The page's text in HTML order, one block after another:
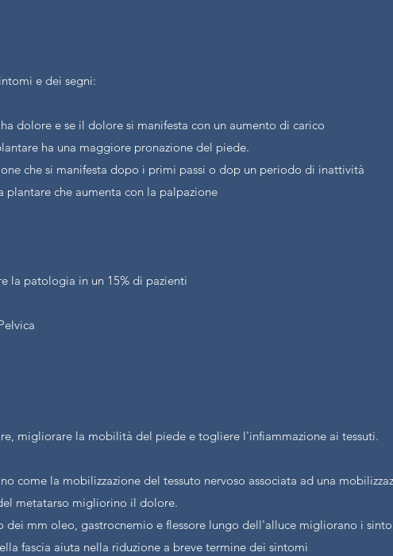
e dei segni:
dolore e se il dolore si manifesta con un aumento di carico
ha una maggiore pronazione del piede.
che si manifesta dopo i primi passi o dop un periodo di inattività
plantare che aumenta con la palpazione
la patologia in un 15% di pazienti
migliorare la mobilità del piede e togliere l'infiammazione ai tessuti.
come la mobilizzazione del tessuto nervoso associata ad una
metatarso migliorino il dolore.
mm oleo, gastrocnemio e flessore lungo dell'alluce migliorano i
fascia aiuta nella riduzione a breve termine dei sintomi